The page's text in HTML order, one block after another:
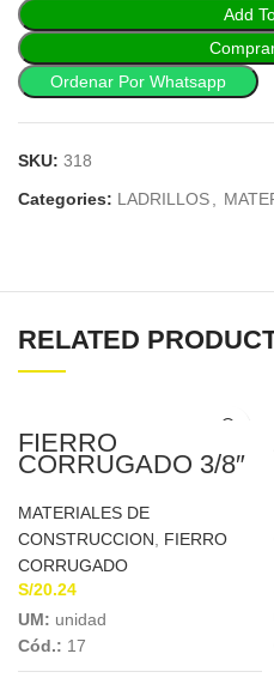
Add
Ordenar Por Whatsapp
SKU: 318
Categories: LADRILLOS
RELATED
FIERRO
CORRUGADO 3/8″
MATERIALES DE
CONSTRUCCION
FIERRO
CORRUGADO
S/20.24
UM: unidad
Cód.: 17